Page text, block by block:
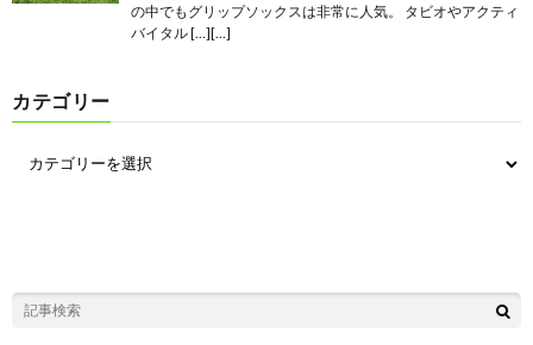
の中でもグリップソックスは非常に人気。 タビオやアクティ
バイタル […][…]
カテゴリー